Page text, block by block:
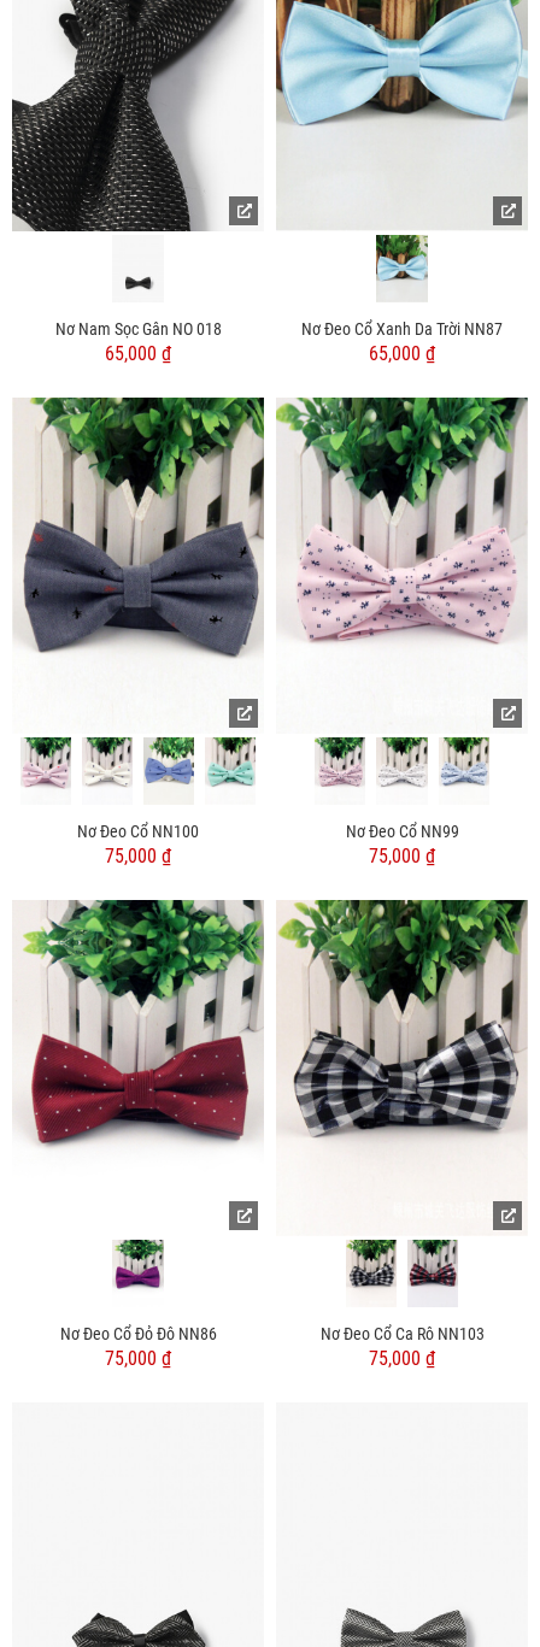
Nơ Nam Sọc Gân NO 018
65,000 ₫
Nơ Đeo Cổ Xanh Da Trời NN87
65,000 ₫
Nơ Đeo Cổ NN100
75,000 ₫
Nơ Đeo Cổ NN99
75,000 ₫
Nơ Đeo Cổ Đỏ Đô NN86
75,000 ₫
Nơ Đeo Cổ Ca Rô NN103
75,000 ₫